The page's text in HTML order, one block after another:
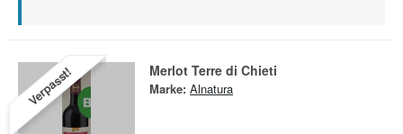
Verpasst! Merlot Terre di Chieti
Marke: Alnatura